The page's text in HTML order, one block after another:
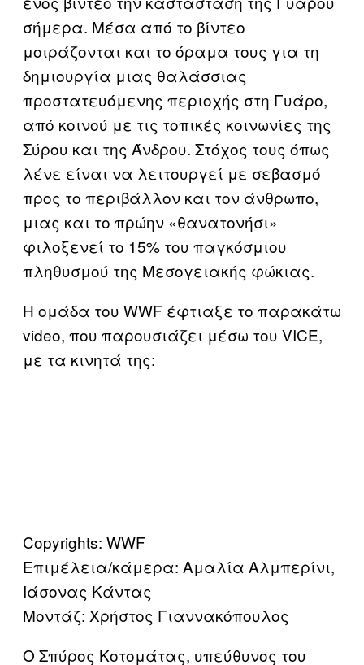
σήμερα. Μέσα από το βίντεο
μοιράζονται και το όραμα τους για τη
δημιουργία μιας θαλάσσιας
προστατευόμενης περιοχής στη Γυάρο,
από κοινού με τις τοπικές κοινωνίες της
Σύρου και της Άνδρου. Στόχος τους όπως
λένε είναι να λειτουργεί με σεβασμό
προς το περιβάλλον και τον άνθρωπο,
μιας και το πρώην «θανατονήσι»
φιλοξενεί το 15% του παγκόσμιου
πληθυσμού της Μεσογειακής φώκιας.
Η ομάδα του WWF έφτιαξε το παρακάτω
video, που παρουσιάζει μέσω του VICE,
με τα κινητά της:
Copyrights: WWF
Επιμέλεια/κάμερα: Αμαλία Αλμπερίνι,
Ιάσονας Κάντας
Μοντάζ: Χρήστος Γιαννακόπουλος
Ο Σπύρος Κοτομάτας, υπεύθυνος του